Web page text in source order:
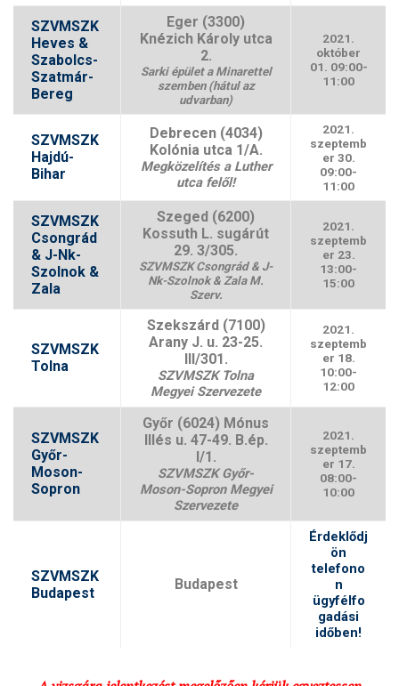
SZVMSZK
Heves &
Szabolcs-
Szatmár-
Bereg
Eger (3300)
Knézich Károly utca
2.
Sarki épület a Minarettel
szemben (hátul az
udvarban)
2021.
október
01. 09:00-
11:00
SZVMSZK
Hajdú-
Bihar
Debrecen (4034)
Kolónia utca 1/A.
Megközelítés a Luther
utca felől!
2021.
szeptemb
er 30.
09:00-
11:00
SZVMSZK
Csongrád
& J-Nk-
Szolnok &
Zala
Szeged (6200)
Kossuth L. sugárút
29. 3/305.
SZVMSZK Csongrád & J-
Nk-Szolnok & Zala M.
Szerv.
2021.
szeptemb
er 23.
13:00-
15:00
SZVMSZK
Tolna
Szekszárd (7100)
Arany J. u. 23-25.
III/301.
SZVMSZK Tolna
Megyei Szervezete
2021.
szeptemb
er 18.
10:00-
12:00
SZVMSZK
Győr-
Moson-
Sopron
Győr (6024) Mónus
Illés u. 47-49. B.ép.
I/1.
SZVMSZK Győr-
Moson-Sopron Megyei
Szervezete
2021.
szeptemb
er 17.
08:00-
10:00
SZVMSZK
Budapest
Budapest
Érdeklődj
ön
telefono
n
ügyfélfo
gadási
időben!